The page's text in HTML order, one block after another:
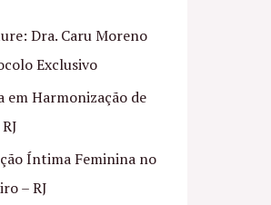
Dra. Caru Moreno
Exclusivo
em Harmonização de
Íntima Feminina no
– RJ